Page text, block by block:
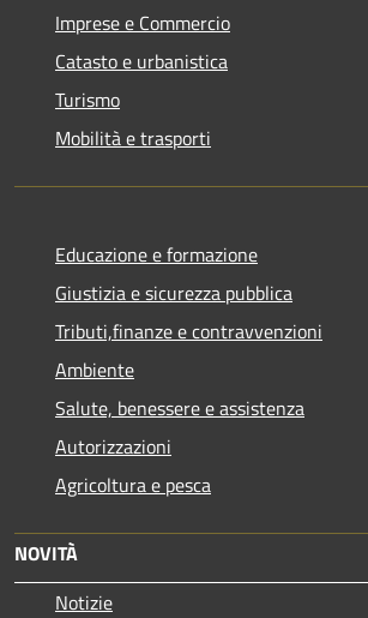
Imprese e Commercio
Catasto e urbanistica
Turismo
Mobilità e trasporti
Educazione e formazione
Giustizia e sicurezza pubblica
Tributi,finanze e contravvenzioni
Ambiente
Salute, benessere e assistenza
Autorizzazioni
Agricoltura e pesca
NOVITÀ
Notizie